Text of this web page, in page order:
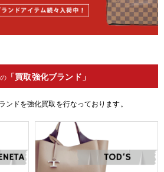
「買取強化ブランド」
ドを強化買取を行なっております。